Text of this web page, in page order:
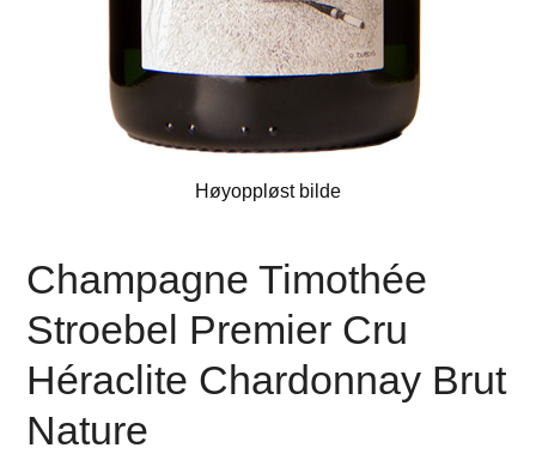
Høyoppløst bilde
Champagne Timothée
Stroebel Premier Cru
Héraclite Chardonnay Brut
Nature